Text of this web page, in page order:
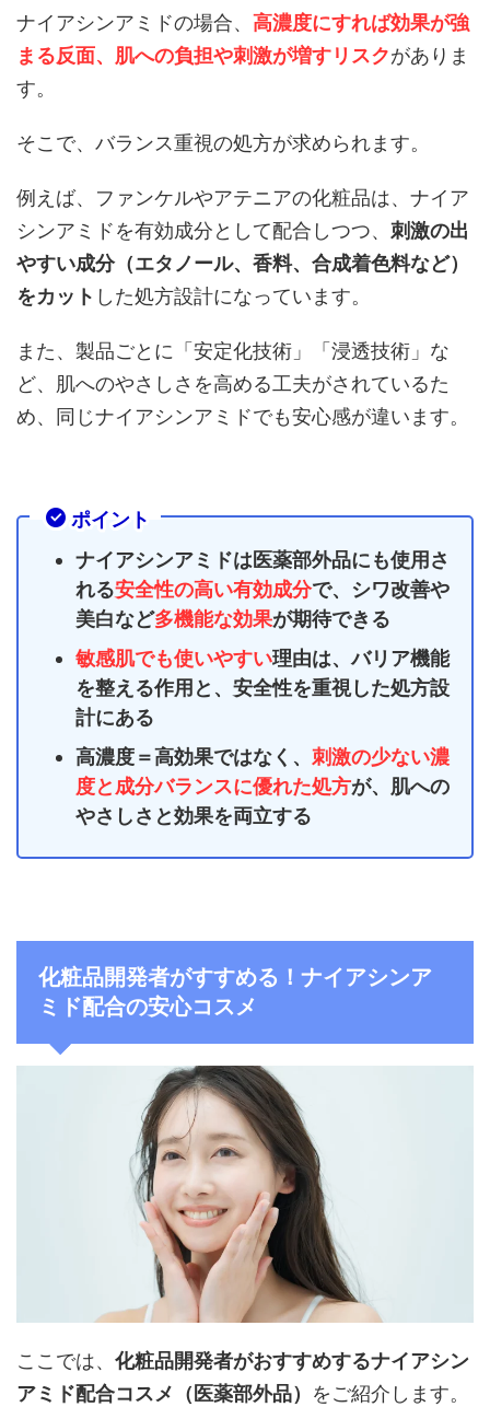
ナイアシンアミドの場合、 高濃度にすれば効果が強
まる反面、肌への負担や刺激が増すリスクがありま
す。
そこで、バランス重視の処方が求められます。
例えば、ファンケルやアテニアの化粧品は、ナイア
シンアミドを有効成分として配合しつつ、 刺激の出
やすい成分（エタノール、香料、合成着色料など）
をカット した処方設計になっています。
また、製品ごとに「安定化技術」「浸透技術」な
ど、肌へのやさしさを高める工夫がされているた
め、同じナイアシンアミドでも安心感が違います。
ポイント
ナイアシンアミドは医薬部外品にも使用さ
れる安全性の高い有効成分で、シワ改善や
美白など多機能な効果が期待できる
敏感肌でも使いやすい理由は、バリア機能
を整える作用と、安全性を重視した処方設
計にある
高濃度＝高効果ではなく、 刺激の少ない濃
度と成分バランスに優れた処方が、肌への
やさしさと効果を両立する
化粧品開発者がすすめる！ナイアシンア
ミド配合の安心コスメ
ここでは、 化粧品開発者がおすすめするナイアシン
アミド配合コスメ（医薬部外品） をご紹介します。